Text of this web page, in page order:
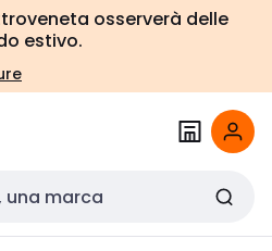
osserverà delle
estivo.